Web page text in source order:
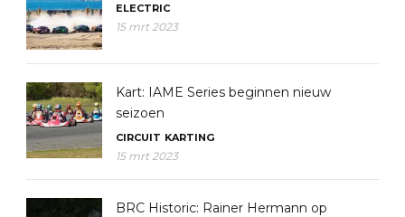
ELECTRIC
15 mrt 2023
Kart: IAME Series beginnen nieuw
seizoen
CIRCUIT KARTING
15 mrt 2023
BRC Historic: Rainer Hermann op